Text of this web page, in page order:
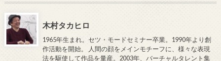
木村タカヒロ
1965年生まれ。セツ・モードセミナー卒業。1990年より創
作活動を開始。 人間の顔をメインモチーフに、様々な表現
法を駆使して作品を量産。2003年、バーチャルタレント集